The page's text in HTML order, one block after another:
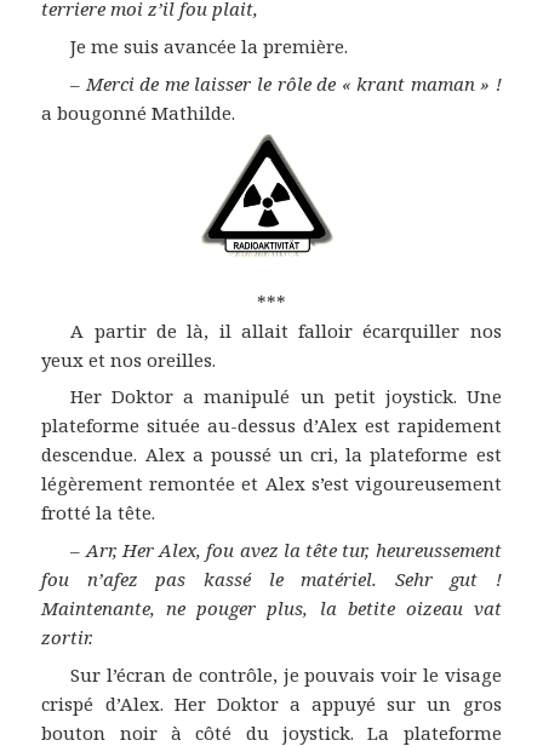
terriere moi z’il fou plait,
Je me suis avancée la première.
– Merci de me laisser le rôle de « krant maman » !
a bougonné Mathilde.
***
A partir de là, il allait falloir écarquiller nos
yeux et nos oreilles.
Her Doktor a manipulé un petit joystick. Une
plateforme située au-dessus d’Alex est rapidement
descendue. Alex a poussé un cri, la plateforme est
légèrement remontée et Alex s’est vigoureusement
frotté la tête.
– Arr, Her Alex, fou avez la tête tur, heureussement
fou n’afez pas kassé le matériel. Sehr gut !
Maintenante, ne pouger plus, la betite oizeau vat
zortir.
Sur l’écran de contrôle, je pouvais voir le visage
crispé d’Alex. Her Doktor a appuyé sur un gros
bouton noir à côté du joystick. La plateforme